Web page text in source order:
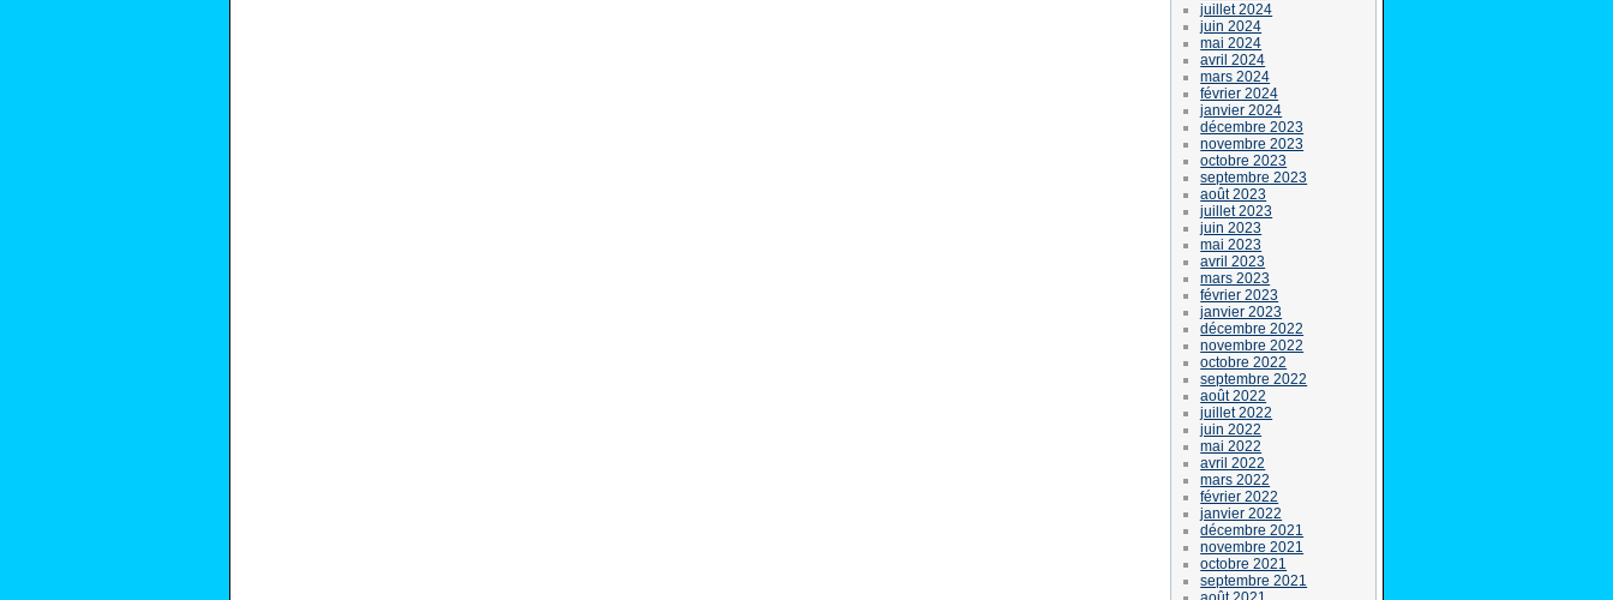
juillet 2024
juin 2024
mai 2024
avril 2024
mars 2024
février 2024
janvier 2024
décembre 2023
novembre 2023
octobre 2023
septembre 2023
août 2023
juillet 2023
juin 2023
mai 2023
avril 2023
mars 2023
février 2023
janvier 2023
décembre 2022
novembre 2022
octobre 2022
septembre 2022
août 2022
juillet 2022
juin 2022
mai 2022
avril 2022
mars 2022
février 2022
janvier 2022
décembre 2021
novembre 2021
octobre 2021
septembre 2021